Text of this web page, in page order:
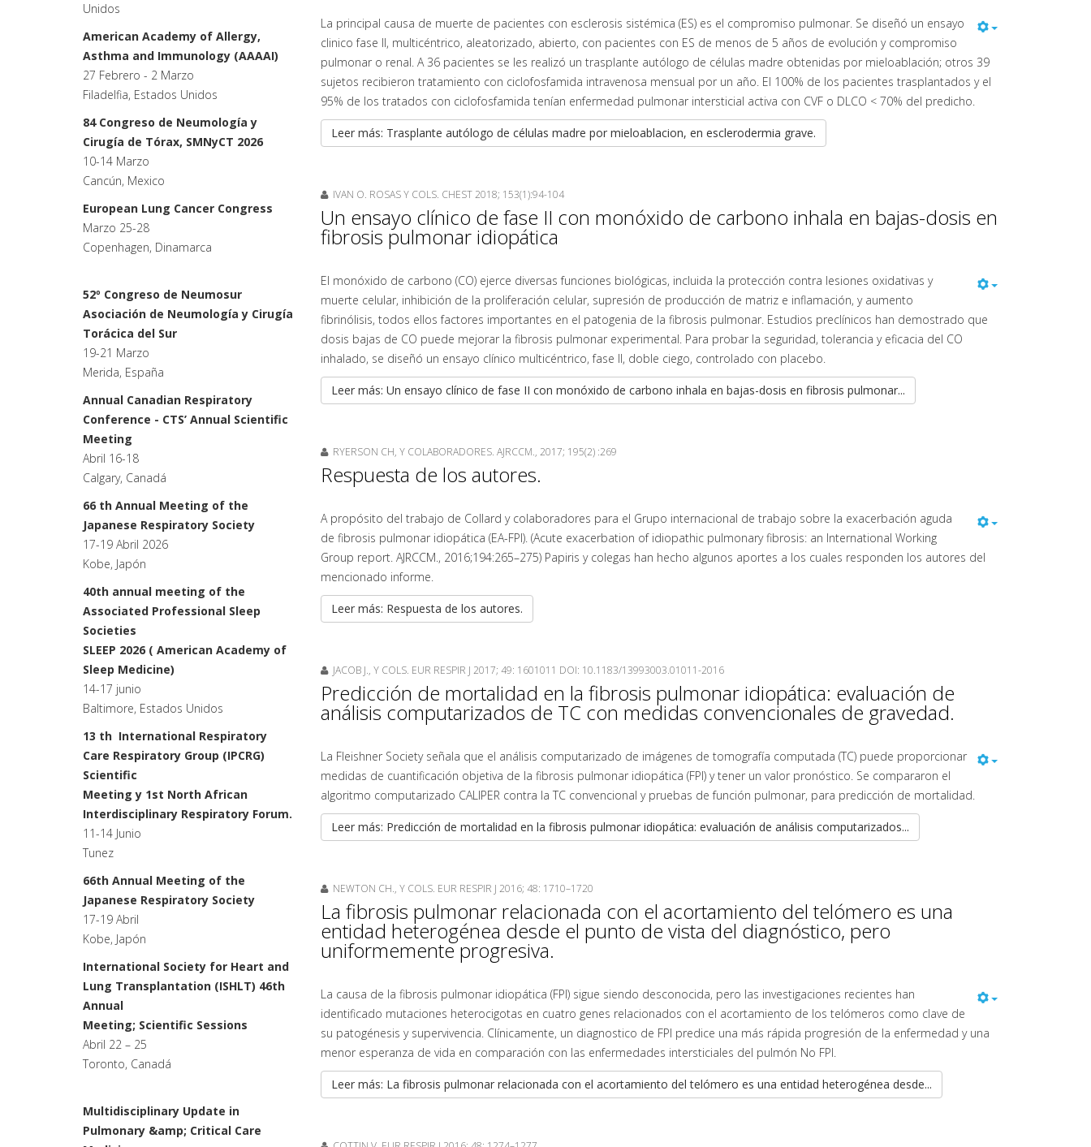
Unidos
American Academy of Allergy,
Asthma and Immunology (AAAAI)
27 Febrero - 2 Marzo
Filadelfia, Estados Unidos
84 Congreso de Neumología y
Cirugía de Tórax, SMNyCT 2026
10-14 Marzo
Cancún, Mexico
European Lung Cancer Congress
Marzo 25-28
Copenhagen, Dinamarca
52º Congreso de Neumosur
Asociación de Neumología y Cirugía
Torácica del Sur
19-21 Marzo
Merida, España
Annual Canadian Respiratory
Conference - CTS’ Annual Scientific
Meeting
Abril 16-18
Calgary, Canadá
66 th Annual Meeting of the
Japanese Respiratory Society
17-19 Abril 2026
Kobe, Japón
40th annual meeting of the
Associated Professional Sleep
Societies
SLEEP 2026 ( American Academy of
Sleep Medicine)
14-17 junio
Baltimore, Estados Unidos
13 th International Respiratory
Care Respiratory Group (IPCRG)
Scientific
Meeting y 1st North African
Interdisciplinary Respiratory Forum.
11-14 Junio
Tunez
66th Annual Meeting of the
Japanese Respiratory Society
17-19 Abril
Kobe, Japón
International Society for Heart and
Lung Transplantation (ISHLT) 46th
Annual
Meeting; Scientific Sessions
Abril 22 – 25
Toronto, Canadá
Multidisciplinary Update in
Pulmonary &amp; Critical Care
La principal causa de muerte de pacientes con esclerosis sistémica (ES) es el compromiso pulmonar. Se diseñó un ensayo
clinico fase II, multicéntrico, aleatorizado, abierto, con pacientes con ES de menos de 5 años de evolución y compromiso
pulmonar o renal. A 36 pacientes se les realizó un trasplante autólogo de células madre obtenidas por mieloablación; otros 39
sujetos recibieron tratamiento con ciclofosfamida intravenosa mensual por un año. El 100% de los pacientes trasplantados y el
95% de los tratados con ciclofosfamida tenían enfermedad pulmonar intersticial activa con CVF o DLCO < 70% del predicho.
Leer más: Trasplante autólogo de células madre por mieloablacion, en esclerodermia grave.
IVAN O. ROSAS Y COLS. CHEST 2018; 153(1):94-104
Un ensayo clínico de fase II con monóxido de carbono inhala en bajas-dosis en
fibrosis pulmonar idiopática
El monóxido de carbono (CO) ejerce diversas funciones biológicas, incluida la protección contra lesiones oxidativas y
muerte celular, inhibición de la proliferación celular, supresión de producción de matriz e inflamación, y aumento
fibrinólisis, todos ellos factores importantes en el patogenia de la fibrosis pulmonar. Estudios preclínicos han demostrado que
dosis bajas de CO puede mejorar la fibrosis pulmonar experimental. Para probar la seguridad, tolerancia y eficacia del CO
inhalado, se diseñó un ensayo clínico multicéntrico, fase II, doble ciego, controlado con placebo.
Leer más: Un ensayo clínico de fase II con monóxido de carbono inhala en bajas-dosis en fibrosis pulmonar...
RYERSON CH, Y COLABORADORES. AJRCCM., 2017; 195(2) :269
Respuesta de los autores.
A propósito del trabajo de Collard y colaboradores para el Grupo internacional de trabajo sobre la exacerbación aguda
de fibrosis pulmonar idiopática (EA-FPI). (Acute exacerbation of idiopathic pulmonary fibrosis: an International Working
Group report. AJRCCM., 2016;194:265–275) Papiris y colegas han hecho algunos aportes a los cuales responden los autores del
mencionado informe.
Leer más: Respuesta de los autores.
JACOB J., Y COLS. EUR RESPIR J 2017; 49: 1601011 DOI: 10.1183/13993003.01011-2016
Predicción de mortalidad en la fibrosis pulmonar idiopática: evaluación de
análisis computarizados de TC con medidas convencionales de gravedad.
La Fleishner Society señala que el análisis computarizado de imágenes de tomografía computada (TC) puede proporcionar
medidas de cuantificación objetiva de la fibrosis pulmonar idiopática (FPI) y tener un valor pronóstico. Se compararon el
algoritmo computarizado CALIPER contra la TC convencional y pruebas de función pulmonar, para predicción de mortalidad.
Leer más: Predicción de mortalidad en la fibrosis pulmonar idiopática: evaluación de análisis computarizados...
NEWTON CH., Y COLS. EUR RESPIR J 2016; 48: 1710–1720
La fibrosis pulmonar relacionada con el acortamiento del telómero es una
entidad heterogénea desde el punto de vista del diagnóstico, pero
uniformemente progresiva.
La causa de la fibrosis pulmonar idiopática (FPI) sigue siendo desconocida, pero las investigaciones recientes han
identificado mutaciones heterocigotas en cuatro genes relacionados con el acortamiento de los telómeros como clave de
su patogénesis y supervivencia. Clínicamente, un diagnostico de FPI predice una más rápida progresión de la enfermedad y una
menor esperanza de vida en comparación con las enfermedades intersticiales del pulmón No FPI.
Leer más: La fibrosis pulmonar relacionada con el acortamiento del telómero es una entidad heterogénea desde...